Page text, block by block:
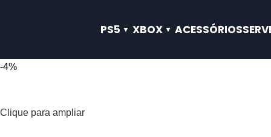
PS5 XBOX ACESSÓRIOS
-4%
Clique para ampliar